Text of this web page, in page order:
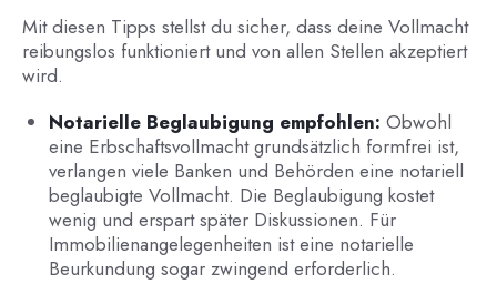
Mit diesen Tipps stellst du sicher, dass deine Vollmacht
reibungslos funktioniert und von allen Stellen akzeptiert
wird.
Notarielle Beglaubigung empfohlen: Obwohl
eine Erbschaftsvollmacht grundsätzlich formfrei ist,
verlangen viele Banken und Behörden eine notariell
beglaubigte Vollmacht. Die Beglaubigung kostet
wenig und erspart später Diskussionen. Für
Immobilienangelegenheiten ist eine notarielle
Beurkundung sogar zwingend erforderlich.